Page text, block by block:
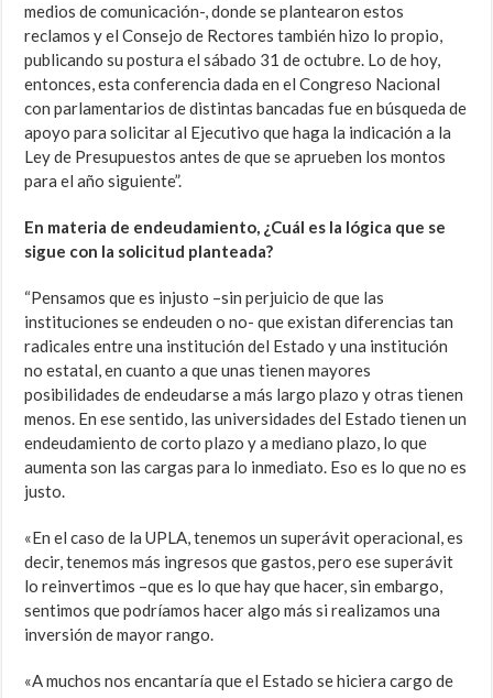
medios de comunicación-, donde se plantearon estos
reclamos y el Consejo de Rectores también hizo lo propio,
publicando su postura el sábado 31 de octubre. Lo de hoy,
entonces, esta conferencia dada en el Congreso Nacional
con parlamentarios de distintas bancadas fue en búsqueda de
apoyo para solicitar al Ejecutivo que haga la indicación a la
Ley de Presupuestos antes de que se aprueben los montos
para el año siguiente”.
En materia de endeudamiento, ¿Cuál es la lógica que se
sigue con la solicitud planteada?
“Pensamos que es injusto –sin perjuicio de que las
instituciones se endeuden o no- que existan diferencias tan
radicales entre una institución del Estado y una institución
no estatal, en cuanto a que unas tienen mayores
posibilidades de endeudarse a más largo plazo y otras tienen
menos. En ese sentido, las universidades del Estado tienen un
endeudamiento de corto plazo y a mediano plazo, lo que
aumenta son las cargas para lo inmediato. Eso es lo que no es
justo.
«En el caso de la UPLA, tenemos un superávit operacional, es
decir, tenemos más ingresos que gastos, pero ese superávit
lo reinvertimos –que es lo que hay que hacer, sin embargo,
sentimos que podríamos hacer algo más si realizamos una
inversión de mayor rango.
«A muchos nos encantaría que el Estado se hiciera cargo de